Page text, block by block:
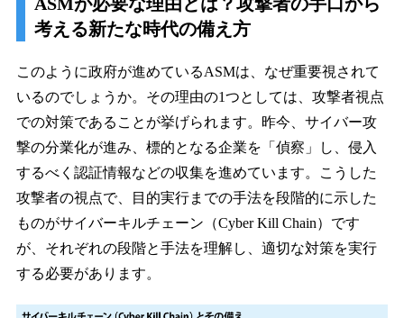
考える新たな時代の備え方
このように政府が進めているASMは、なぜ重要視されて
いるのでしょうか。その理由の1つとしては、攻撃者視点
での対策であることが挙げられます。昨今、サイバー攻
撃の分業化が進み、標的となる企業を「偵察」し、侵入
するべく認証情報などの収集を進めています。こうした
攻撃者の視点で、目的実行までの手法を段階的に示した
ものがサイバーキルチェーン（Cyber Kill Chain）です
が、それぞれの段階と手法を理解し、適切な対策を実行
する必要があります。